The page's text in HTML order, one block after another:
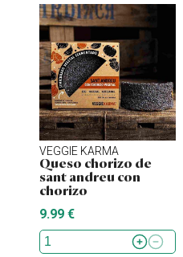
VEGGIE KARMA
Queso chorizo de
sant andreu con
chorizo
9.99 €